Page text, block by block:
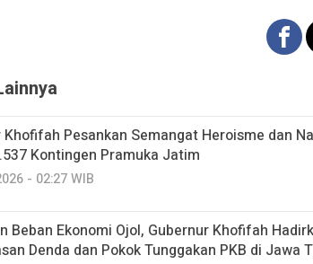
Khofifah Pesankan Semangat Heroisme dan
Kontingen Pramuka Jatim
- 02:27 WIB
Beban Ekonomi Ojol, Gubernur Khofifah
Denda dan Pokok Tunggakan PKB di Jawa